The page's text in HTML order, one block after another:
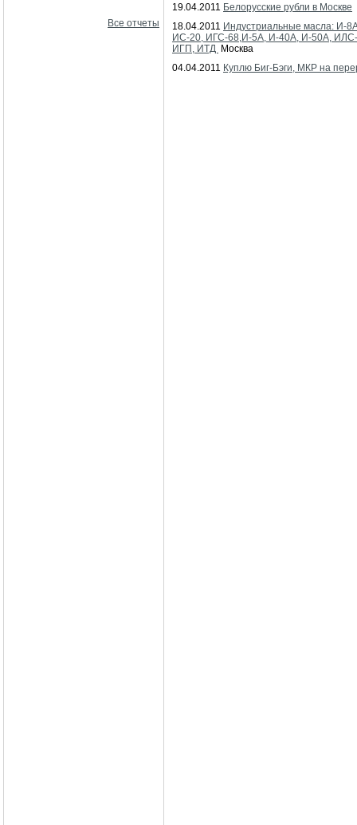
Все отчеты
19.04.2011 Белорусские рубли в Москве
18.04.2011 Индустриальные масла: И-
ИС-20, ИГС-68,И-5А, И-40А, И-50А,
ИГП, ИТД Москва
04.04.2011 Куплю Биг-Бэги, МКР на